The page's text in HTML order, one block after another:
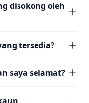
disokong oleh
tersedia?
saya selamat?